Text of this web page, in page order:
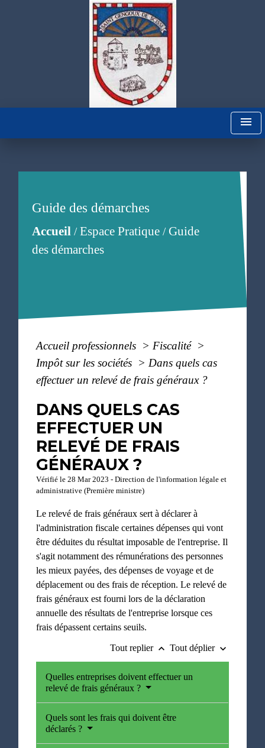
menu
Guide des démarches
Accueil/Espace Pratique/Guide
des démarches
Accueil professionnels > Fiscalité >
Impôt sur les sociétés > Dans quels cas
effectuer un relevé de frais généraux ?
DANS QUELS CAS
EFFECTUER UN
RELEVÉ DE FRAIS
GÉNÉRAUX ?
Vérifié le 28 Mar 2023 - Direction de l'information légale et
administrative (Première ministre)
Le relevé de frais généraux sert à déclarer à
l'administration fiscale certaines dépenses qui vont
être déduites du résultat imposable de l'entreprise. Il
s'agit notamment des rémunérations des personnes
les mieux payées, des dépenses de voyage et de
déplacement ou des frais de réception. Le relevé de
frais généraux est fourni lors de la déclaration
annuelle des résultats de l'entreprise lorsque ces
frais dépassent certains seuils.
Tout replier keyboard_arrow_up Tout déplier keyboard_arrow_down
Quelles entreprises doivent effectuer un
relevé de frais généraux ?
Quels sont les frais qui doivent être
déclarés ?